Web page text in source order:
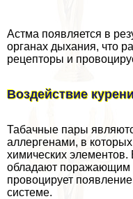
Астма появляется в
органах дыхания, что
рецепторы и
Воздействие
Табачные пары
аллергенами, в
химических элементов.
обладают поражающим
провоцирует
системе.